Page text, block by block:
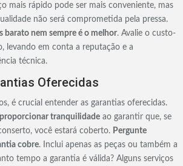
mais rápido pode ser mais conveniente, mas
não será comprometida pela pressa.
barato nem sempre é o melhor. Avalie o custo-
levando em conta a reputação e a
técnica.
Oferecidas
é crucial entender as garantias oferecidas.
tranquilidade ao garantir que, se
você estará coberto. Pergunte
cobre. Inclui apenas as peças ou também a
tempo a garantia é válida? Alguns serviços